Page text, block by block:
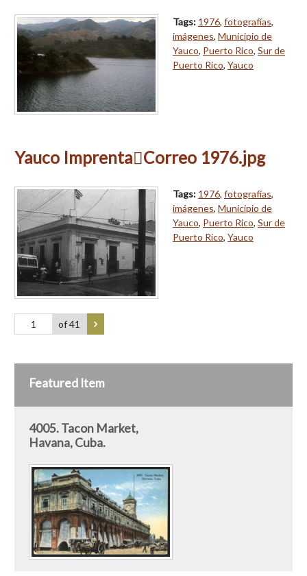
Tags: 1976, fotografías,
imágenes, Municipio de
Yauco, Puerto Rico, Sur de
Puerto Rico, Yauco
Yauco ImprentaCorreo 1976.jpg
Tags: 1976, fotografías,
imágenes, Municipio de
Yauco, Puerto Rico, Sur de
Puerto Rico, Yauco
of 41
Featured Item
4005. Tacon Market,
Havana, Cuba.